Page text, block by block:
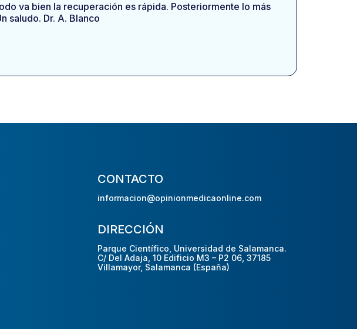
va bien la recuperación es rápida. Posteriormente lo más
saludo. Dr. A. Blanco
CONTACTO
informacion@opinionmedicaonline.com
DIRECCIÓN
Parque Científico, Universidad de Salamanca.
C/ Del Adaja, 10 Edificio M3 – P2 06, 37185
Villamayor, Salamanca (España)